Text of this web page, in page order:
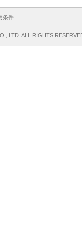
条件
LTD. ALL RIGHTS